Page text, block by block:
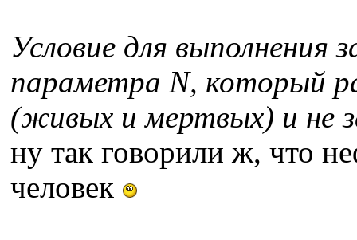
Условие для выполнения
параметра N, который
(живых и мертвых) и не
ну так говорили ж, что
человек